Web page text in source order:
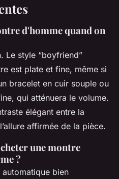
d'homme quand on
Le style “boyfriend”
est plate et fine, même si
bracelet en cuir souple ou
qui atténuera le volume.
élégant entre la
affirmée de la pièce.
une montre
?
bien